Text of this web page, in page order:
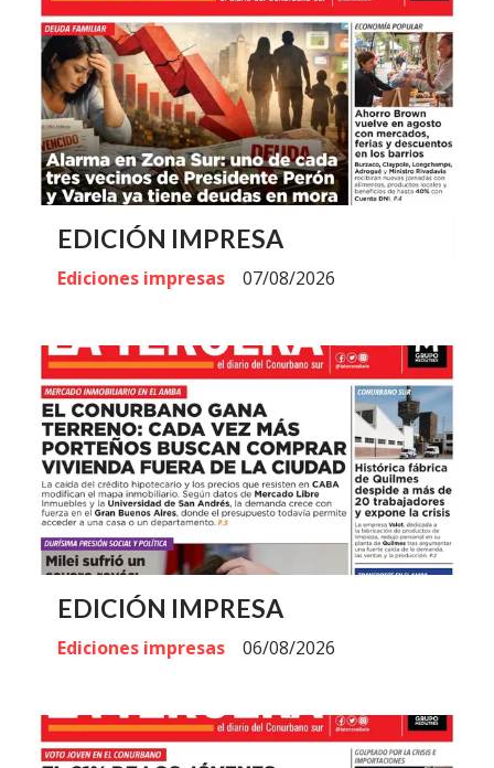
EDICIÓN IMPRESA
Ediciones impresas 07/08/2026
EDICIÓN IMPRESA
Ediciones impresas 06/08/2026